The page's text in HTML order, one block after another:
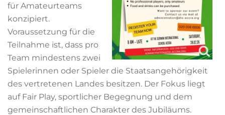
für Amateurteams
konzipiert.
Voraussetzung für die
Teilnahme ist, dass pro
Team mindestens zwei
Spielerinnen oder Spieler die Staatsangehörigkeit
des vertretenen Landes besitzen. Der Fokus liegt
auf Fair Play, sportlicher Begegnung und dem
gemeinschaftlichen Charakter des Jubiläums.